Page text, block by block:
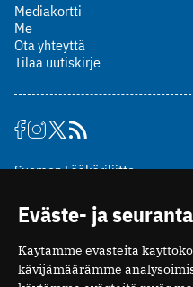
Mediakortti
Me
Ota yhteyttä
Tilaa uutiskirje
Suomen Lääkäriliitto
00510 Helsinki
puh. (09) 393 091
Eväste- ja
Käytämme evästeitä
kävijämäärämme